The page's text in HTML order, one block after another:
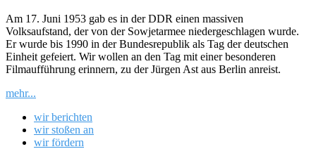
Am 17. Juni 1953 gab es in der DDR einen massiven
Volksaufstand, der von der Sowjetarmee niedergeschlagen wurde.
Er wurde bis 1990 in der Bundesrepublik als Tag der deutschen
Einheit gefeiert. Wir wollen an den Tag mit einer besonderen
Filmaufführung erinnern, zu der Jürgen Ast aus Berlin anreist.
mehr...
wir berichten
wir stoßen an
wir fördern